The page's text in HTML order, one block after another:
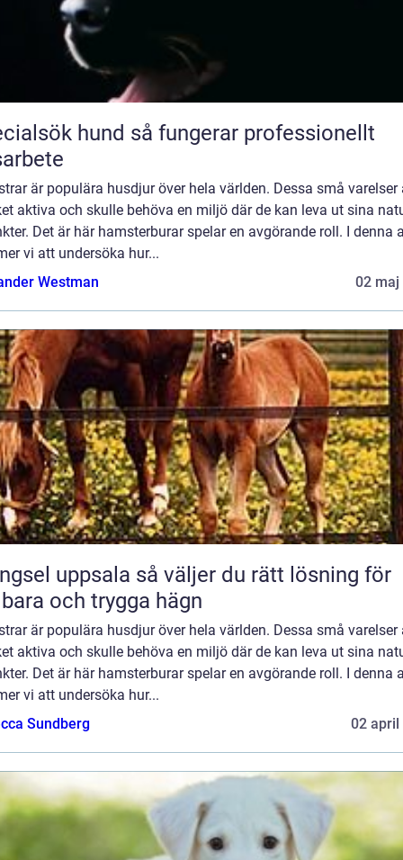
hund så fungerar professionellt
är populära husdjur över hela världen. Dessa små varelser
aktiva och skulle behöva en miljö där de kan leva ut sina
Det är här hamsterburar spelar en avgörande roll. I denna
vi att undersöka hur...
Westman
02 maj
så väljer du rätt lösning för
och trygga hägn
är populära husdjur över hela världen. Dessa små varelser
aktiva och skulle behöva en miljö där de kan leva ut sina
Det är här hamsterburar spelar en avgörande roll. I denna
vi att undersöka hur...
Sundberg
02 april